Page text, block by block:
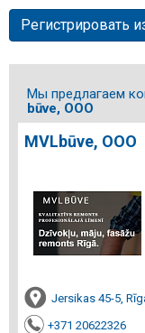
Регистрировать
Мы предлагаем
būve, ООО
MVLbūve, ООО
Jersikas 45-5,
+371 20622326